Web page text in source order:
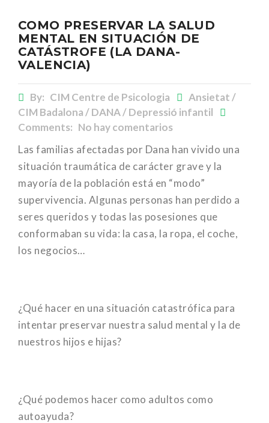
COMO PRESERVAR LA SALUD
MENTAL EN SITUACIÓN DE
CATÁSTROFE (LA DANA-
VALENCIA)
By: CIM Centre de Psicologia
Ansietat /
CIM Badalona / DANA / Depressió infantil
Comments: No hay comentarios
Las familias afectadas por Dana han vivido una
situación traumática de carácter grave y la
mayoría de la población está en “modo”
supervivencia. Algunas personas han perdido a
seres queridos y todas las posesiones que
conformaban su vida: la casa, la ropa, el coche,
los negocios…
¿Qué hacer en una situación catastrófica para
intentar preservar nuestra salud mental y la de
nuestros hijos e hijas?
¿Qué podemos hacer como adultos como
autoayuda?